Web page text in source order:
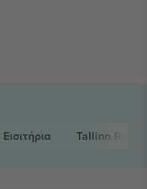
Εισιτήρια Tallinn Rock